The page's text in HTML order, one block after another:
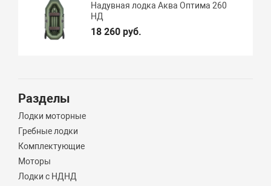
Надувная лодка Аква Оптима 260
НД
18 260 руб.
Разделы
Лодки моторные
Гребные лодки
Комплектующие
Моторы
Лодки с НДНД